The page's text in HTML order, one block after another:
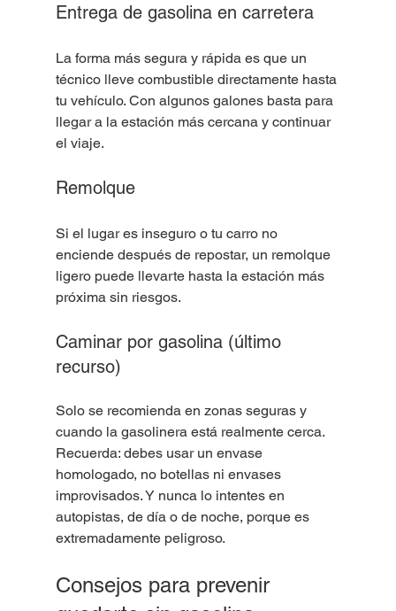
Entrega de gasolina en carretera
La forma más segura y rápida es que un
técnico lleve combustible directamente hasta
tu vehículo. Con algunos galones basta para
llegar a la estación más cercana y continuar
el viaje.
Remolque
Si el lugar es inseguro o tu carro no
enciende después de repostar, un remolque
ligero puede llevarte hasta la estación más
próxima sin riesgos.
Caminar por gasolina (último
recurso)
Solo se recomienda en zonas seguras y
cuando la gasolinera está realmente cerca.
Recuerda: debes usar un envase
homologado, no botellas ni envases
improvisados. Y nunca lo intentes en
autopistas, de día o de noche, porque es
extremadamente peligroso.
Consejos para prevenir